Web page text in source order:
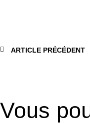
ARTICLE PRÉCÉDENT
Vous